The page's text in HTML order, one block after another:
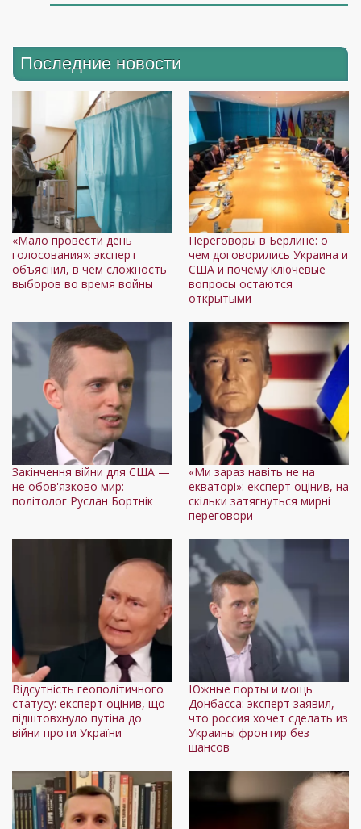
Последние новости
«Мало провести день
голосования»: эксперт
объяснил, в чем сложность
выборов во время войны
Переговоры в Берлине: о
чем договорились Украина и
США и почему ключевые
вопросы остаются
открытыми
Закінчення війни для США —
не обов'язково мир:
політолог Руслан Бортнік
«Ми зараз навіть не на
екваторі»: експерт оцінив, на
скільки затягнуться мирні
переговори
Відсутність геополітичного
статусу: експерт оцінив, що
підштовхнуло путіна до
війни проти України
Южные порты и мощь
Донбасса: эксперт заявил,
что россия хочет сделать из
Украины фронтир без
шансов